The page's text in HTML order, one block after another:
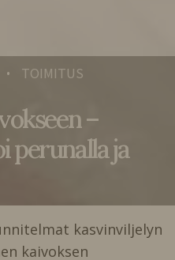
•
TOIMITUS
–
perunalla ja
kasvinviljelyn
kaivoksen